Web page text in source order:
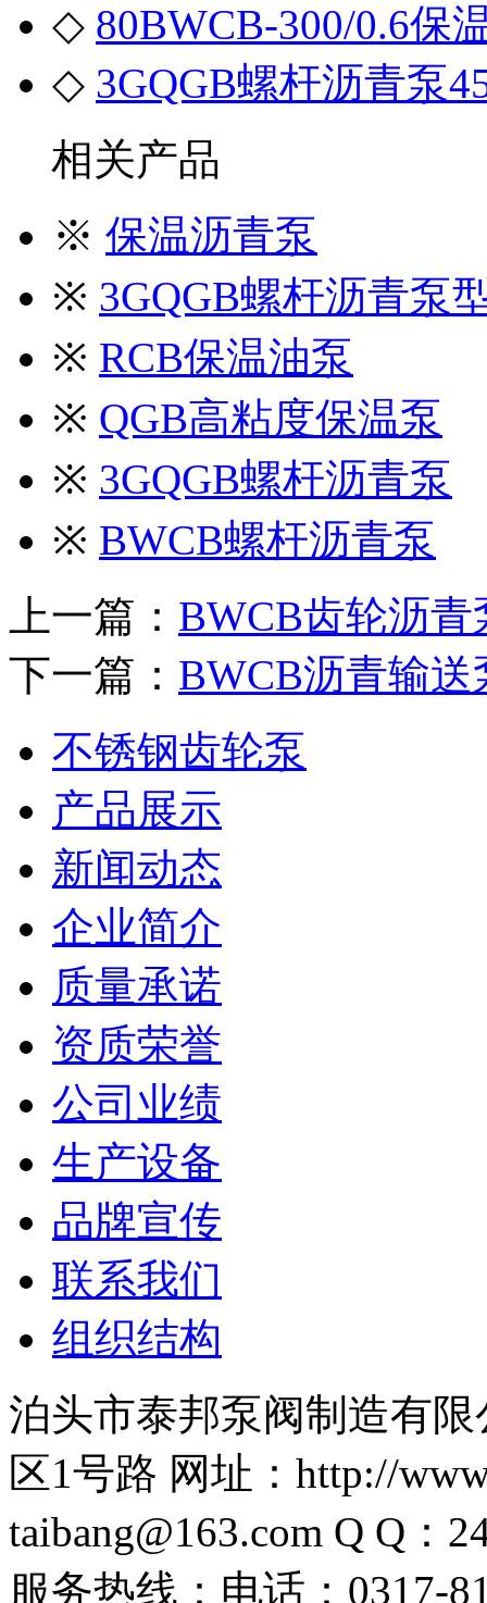
◇ 80BWCB-300/0.6保
◇ 3GQGB螺杆沥青泵
相关产品
※ 保温沥青泵
※ 3GQGB螺杆沥青泵
※ RCB保温油泵
※ QGB高粘度保温泵
※ 3GQGB螺杆沥青泵
※ BWCB螺杆沥青泵
上一篇： BWCB齿轮沥青
下一篇： BWCB沥青输送
不锈钢齿轮泵
产品展示
新闻动态
企业简介
质量承诺
资质荣誉
公司业绩
生产设备
品牌宣传
联系我们
组织结构
泊头市泰邦泵阀制造有
区1号路 网址：http://
taibang@163.com Q Q：
服务热线：电话：0317-